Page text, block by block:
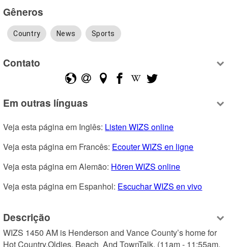
Gêneros
Country News Sports
Contato
Em outras línguas
Veja esta página em Inglês: Listen WIZS online
Veja esta página em Francês: Ecouter WIZS en ligne
Veja esta página em Alemão: Hören WIZS online
Veja esta página em Espanhol: Escuchar WIZS en vivo
Descrição
WIZS 1450 AM is Henderson and Vance County’s home for
Hot Country,Oldies, Beach  And TownTalk, (11am - 11:55am,